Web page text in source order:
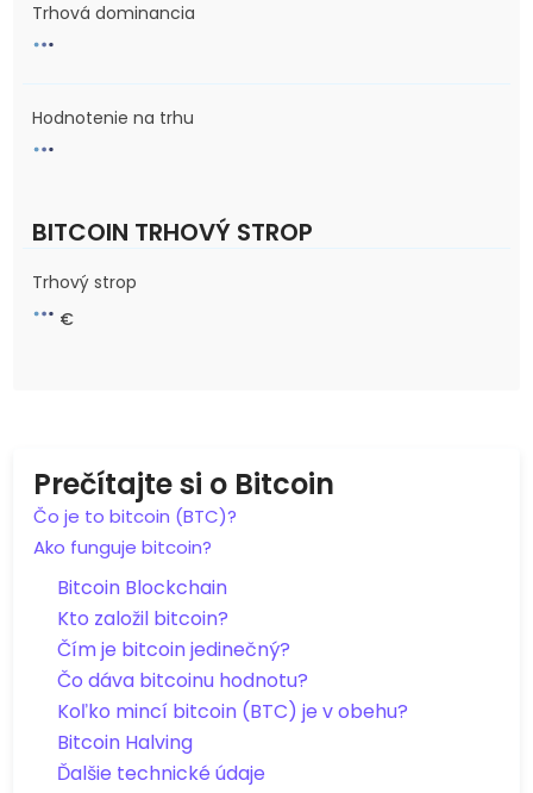
Prečítajte si o Bitcoin
Čo je to bitcoin (BTC)?
Ako funguje bitcoin?
Bitcoin Blockchain
Kto založil bitcoin?
Čím je bitcoin jedinečný?
Čo dáva bitcoinu hodnotu?
Koľko mincí bitcoin (BTC) je v obehu?
Bitcoin Halving
Ďalšie technické údaje
Trhová dominancia
Hodnotenie na trhu
BITCOIN TRHOVÝ STROP
Trhový strop
€